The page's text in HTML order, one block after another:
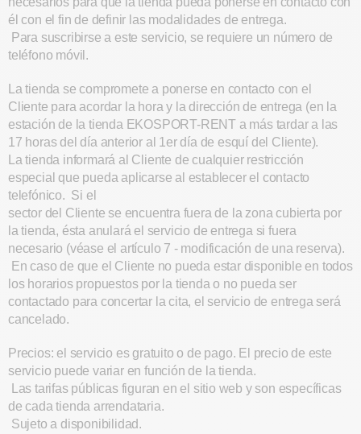
él con el fin de definir las modalidades de entrega.
Para suscribirse a este servicio, se requiere un número de
teléfono móvil.
La tienda se compromete a ponerse en contacto con el
Cliente para acordar la hora y la dirección de entrega (en la
estación de la tienda EKOSPORT-RENT a más tardar a las
17 horas del día anterior al 1er día de esquí del Cliente).
La tienda informará al Cliente de cualquier restricción
especial que pueda aplicarse al establecer el contacto
telefónico. Si el
sector del Cliente se encuentra fuera de la zona cubierta por
la tienda, ésta anulará el servicio de entrega si fuera
necesario (véase el artículo 7 - modificación de una reserva).
En caso de que el Cliente no pueda estar disponible en todos
los horarios propuestos por la tienda o no pueda ser
contactado para concertar la cita, el servicio de entrega será
cancelado.
Precios: el servicio es gratuito o de pago. El precio de este
servicio puede variar en función de la tienda.
Las tarifas públicas figuran en el sitio web y son específicas
de cada tienda arrendataria.
Sujeto a disponibilidad.